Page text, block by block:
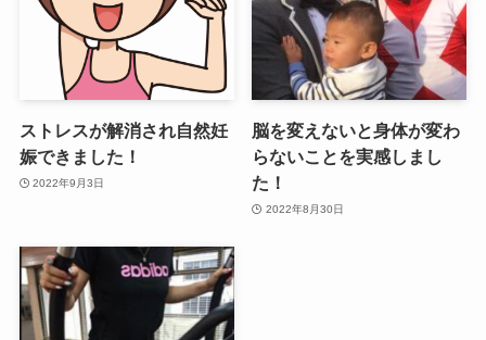
ストレスが解消され自然妊
娠できました！
2022年9月3日
脳を変えないと身体が変わ
らないことを実感しまし
た！
2022年8月30日